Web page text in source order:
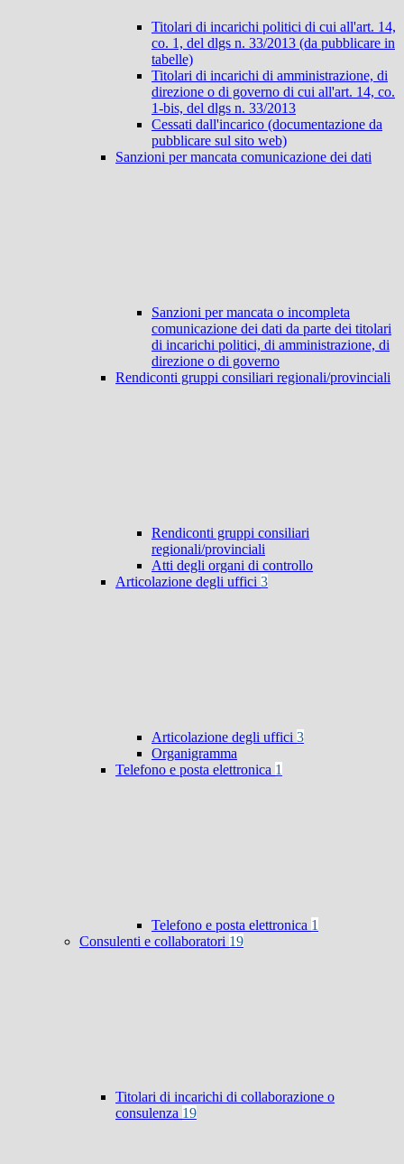
Titolari di incarichi politici di cui all'art. 14,
co. 1, del dlgs n. 33/2013 (da pubblicare in
tabelle)
Titolari di incarichi di amministrazione, di
direzione o di governo di cui all'art. 14, co.
1-bis, del dlgs n. 33/2013
Cessati dall'incarico (documentazione da
pubblicare sul sito web)
Sanzioni per mancata comunicazione dei dati
Sanzioni per mancata o incompleta
comunicazione dei dati da parte dei titolari
di incarichi politici, di amministrazione, di
direzione o di governo
Rendiconti gruppi consiliari regionali/provinciali
Rendiconti gruppi consiliari
regionali/provinciali
Atti degli organi di controllo
Articolazione degli uffici 3
Articolazione degli uffici 3
Organigramma
Telefono e posta elettronica 1
Telefono e posta elettronica 1
Consulenti e collaboratori 19
Titolari di incarichi di collaborazione o
consulenza 19